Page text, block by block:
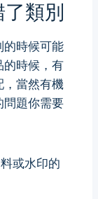
類別
的時候可能
的時候，有
，當然有機
問題你需要
或水印的